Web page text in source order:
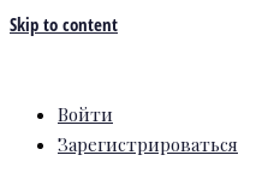
Skip to content
Войти
Зарегистрироваться